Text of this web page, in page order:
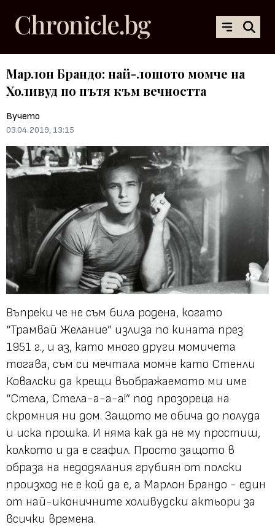
Марлон Брандо: най-лошото момче на
Холивуд по пътя към вечността
Вучето
03.04.2019, 13:15
Въпреки че не съм била родена, когато
“Трамвай Желание” излиза по кината през
1951 г., и аз, като много други момичета
тогава, съм си мечтала момче като Стенли
Ковалски да крещи въображаемото ми име
“Стела, Стела-а-а-а!” под прозореца на
скромния ни дом. Защото ме обича до полуда
и иска прошка. И няма как да не му простиш,
колкото и да е сгафил. Просто защото в
образа на недодялания грубиян от полски
произход не е кой да е, а Марлон Брандо - един
от най-иконичните холивудски актьори за
всички времена.